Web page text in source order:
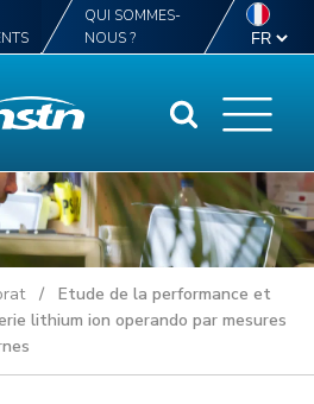
QUI SOMMES-
NOUS ?
/ Etude de la performance et
lithium ion operando par mesures